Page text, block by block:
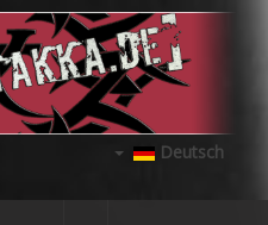
Deutsch